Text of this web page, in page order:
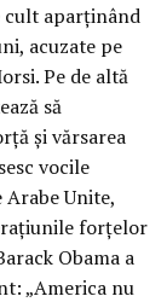
aparţinând
acuzate pe
Pe de altă
să
şi vărsarea
vocile
Unite,
forţelor
Obama a
„America nu